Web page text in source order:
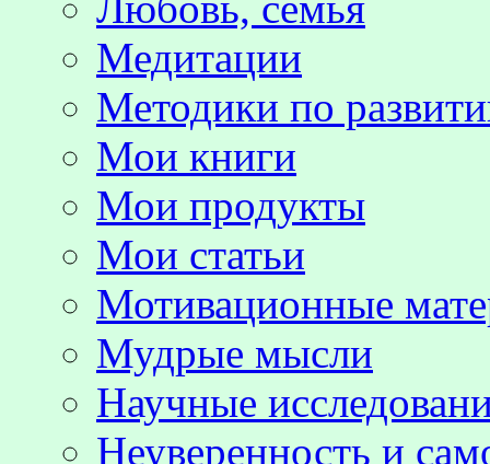
Медитации
Методики по
Мои книги
Мои продукты
Мои статьи
Мотивационные
Мудрые мысли
Научные
Неуверенность и